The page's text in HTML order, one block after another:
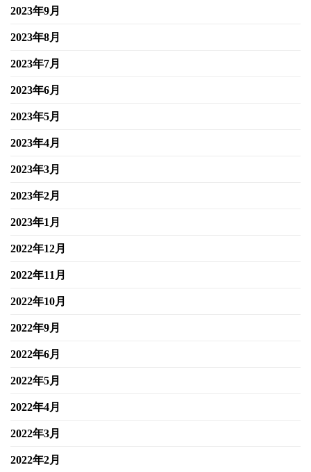
2023年9月
2023年8月
2023年7月
2023年6月
2023年5月
2023年4月
2023年3月
2023年2月
2023年1月
2022年12月
2022年11月
2022年10月
2022年9月
2022年6月
2022年5月
2022年4月
2022年3月
2022年2月